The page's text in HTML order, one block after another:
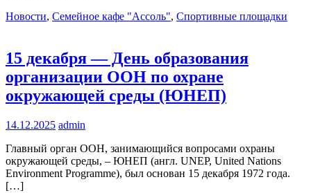
Новости, Семейное кафе "Ассоль", Спортивные площадки
15 декабря — День образования
организации ООН по охране
окружающей среды (ЮНЕП)
14.12.2025 admin
Главный орган ООН, занимающийся вопросами охраны
окружающей среды, – ЮНЕП (англ. UNEP, United Nations
Environment Programme), был основан 15 декабря 1972 года.
[…]